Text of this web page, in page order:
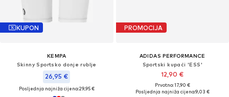
KUPON
KEMPA
Skinny Sportsko donje rublje
26,95 €
Posljednja najniža cijena:29,95 €
PROMOCIJA
ADIDAS PERFORMANCE
Sportski kupaći 'ESS'
12,90 €
Prvotno: 17,90 €
Posljednja najniža cijena:9,03 €